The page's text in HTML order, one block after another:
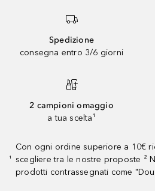
Spedizione
consegna entro 3/6 giorni
2 campioni omaggio
a tua scelta¹
¹
Con ogni ordine superiore a 10€
scegliere tra le nostre proposte ²
prodotti contrassegnati come